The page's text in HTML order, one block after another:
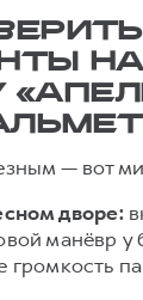
— вот
дворе:
манёвр у
громкость